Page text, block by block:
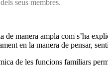
seus membres.
de manera ampla com s’ha
en la manera de pensar,
de les funcions familiars